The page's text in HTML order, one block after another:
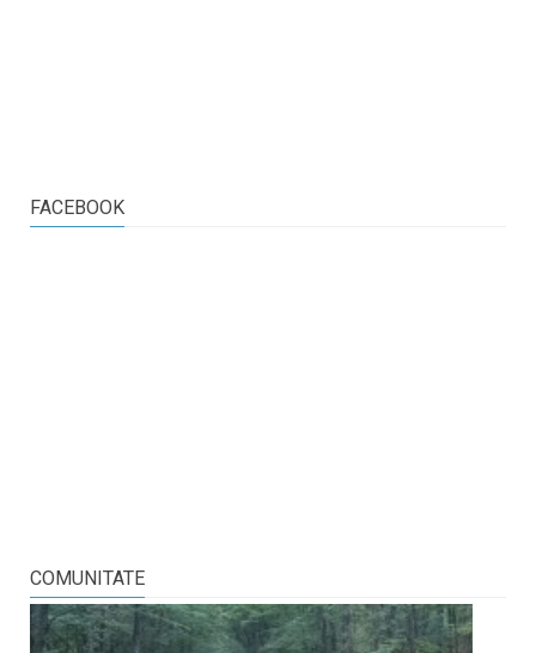
FACEBOOK
COMUNITATE